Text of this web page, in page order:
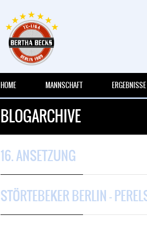
HOME MANNSCHAFT
BLOGARCHIVE
16. ANSETZUNG
STÖRTEBEKER BERLIN –